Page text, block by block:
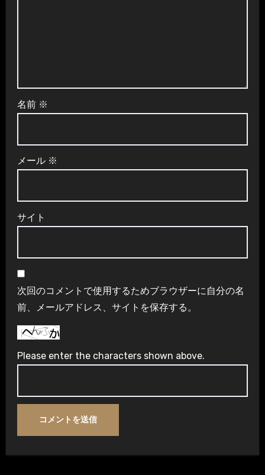
名前 ※
メール ※
サイト
次回のコメントで使用するためブラウザーに自分の名
前、メールアドレス、サイトを保存する。
Please enter the characters shown above.